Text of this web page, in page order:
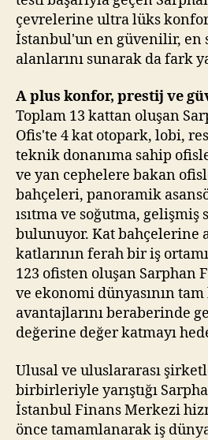
çevrelerine ultra lüks
İstanbul'un en güvenilir, en
alanlarını sunarak da fark
A plus konfor, prestij ve
Toplam 13 kattan oluşan
Ofis'te 4 kat otopark, lobi,
teknik donanıma sahip
ve yan cephelere bakan
bahçeleri, panoramik
ısıtma ve soğutma, gelişmiş
bulunuyor. Kat bahçelerine
katlarının ferah bir iş
123 ofisten oluşan Sarphan
ve ekonomi dünyasının
avantajlarını beraberinde
değerine değer katmayı
Ulusal ve uluslararası
birbirleriyle yarıştığı
İstanbul Finans Merkezi
önce tamamlanarak iş